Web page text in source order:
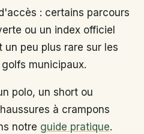
: certains parcours
ou un index officiel
un peu plus rare sur les
municipaux.
polo, un short ou
à crampons
notre guide pratique.